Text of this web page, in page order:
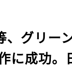
、グリー
に成功。